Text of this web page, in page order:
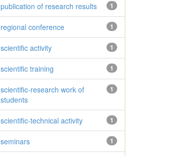
1
publication of research results
1
regional conference
1
scientific activity
1
scientific training
1
scientific-research work of
students
1
scientific-technical activity
1
seminars